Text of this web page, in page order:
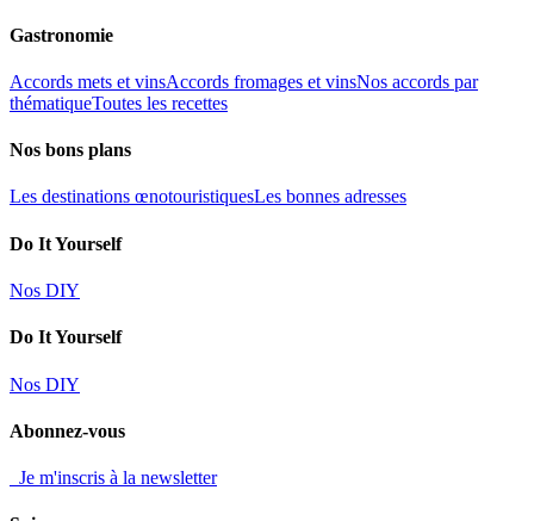
Gastronomie
Accords mets et vinsAccords fromages et vinsNos accords par
thématiqueToutes les recettes
Nos bons plans
Les destinations œnotouristiquesLes bonnes adresses
Do It Yourself
Nos DIY
Do It Yourself
Nos DIY
Abonnez-vous
Je m'inscris à la newsletter